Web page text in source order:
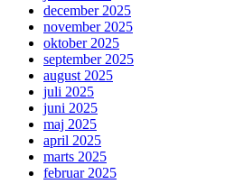
december 2025
november 2025
oktober 2025
september 2025
august 2025
juli 2025
juni 2025
maj 2025
april 2025
marts 2025
februar 2025